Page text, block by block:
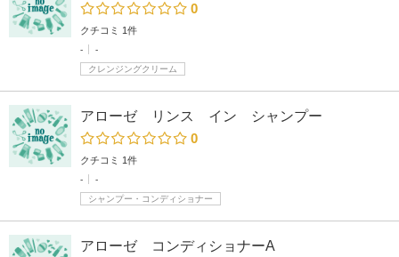
0
クチコミ 1件
-
-
クレンジングクリーム
アローゼ リンス イン シャンプー
0
クチコミ 1件
-
-
シャンプー・コンディショナー
アローゼ コンディショナーA